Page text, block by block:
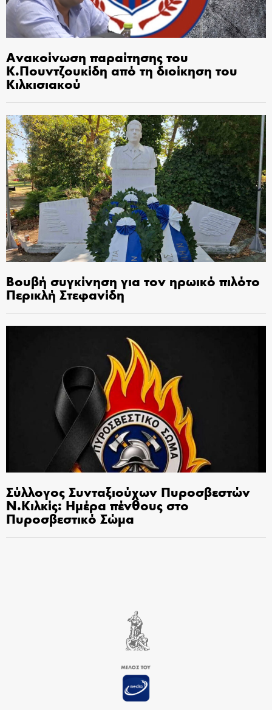
Ανακοίνωση παραίτησης του
Κ.Πουντζουκίδη από τη διοίκηση του
Κιλκισιακού
Βουβή συγκίνηση για τον ηρωικό πιλότο
Περικλή Στεφανίδη
Σύλλογος Συνταξιούχων Πυροσβεστών
Ν.Κιλκίς: Ημέρα πένθους στο
Πυροσβεστικό Σώμα